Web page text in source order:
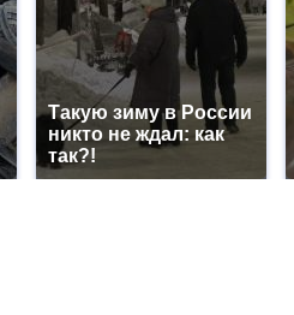
Такую зиму в России
никто не ждал: как
так?!